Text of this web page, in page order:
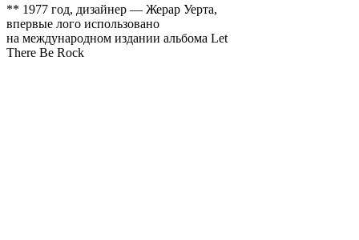
** 1977 год, дизайнер — Жерар Уерта,
впервые лого использовано
на международном издании альбома Let
There Be Rock